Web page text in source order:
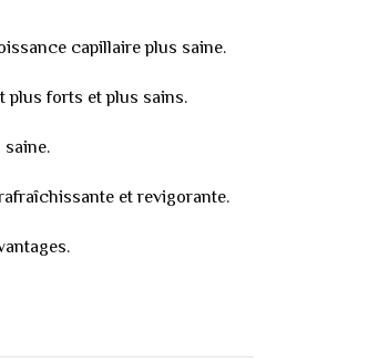
capillaire plus saine.
plus forts et plus sains.
et revigorante.